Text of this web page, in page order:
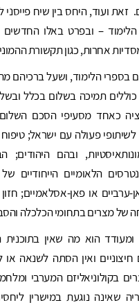
ועוד, היחס בין שיח פייסני
הלימוד – ובפרט באלו
אחרות, כגון תקשורת
בספרי הלימוד, ושעל ברכיהם
תמיכה בשלום בכלל
כאחד מסעיפי הסכם
פעולה עם ישראל; טיפוח
ובהם היהודים;
הלאומיים הייחודיים
ערביים או פאן-אסלאמיים; חזון
של מצרים בתחומי הכלכלה
הוא מה שאין בתוכנית
ואין הסתה לשנאה או
בקולוניאליזם המערבי
שאינה נוגעת במישרין